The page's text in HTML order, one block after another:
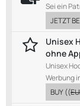
Sei ein
JETZT
Unisex
ohne
Unisex
Werbung
BUY((